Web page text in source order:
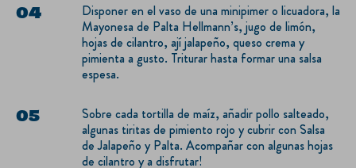
Disponer en el vaso de una minipimer o licuadora, la
Mayonesa de Palta Hellmann’s, jugo de limón,
hojas de cilantro, ají jalapeño, queso crema y
pimienta a gusto. Triturar hasta formar una salsa
espesa.
Sobre cada tortilla de maíz, añadir pollo salteado,
algunas tiritas de pimiento rojo y cubrir con Salsa
de Jalapeño y Palta. Acompañar con algunas hojas
de cilantro y a disfrutar!